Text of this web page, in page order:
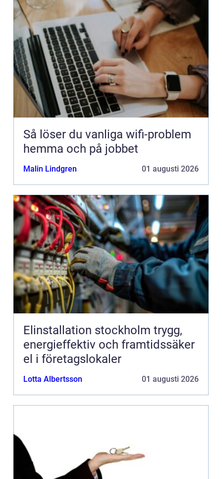
Så löser du vanliga wifi-problem
hemma och på jobbet
Malin Lindgren 01 augusti 2026
Elinstallation stockholm trygg,
energieffektiv och framtidssäker
el i företagslokaler
Lotta Albertsson 01 augusti 2026